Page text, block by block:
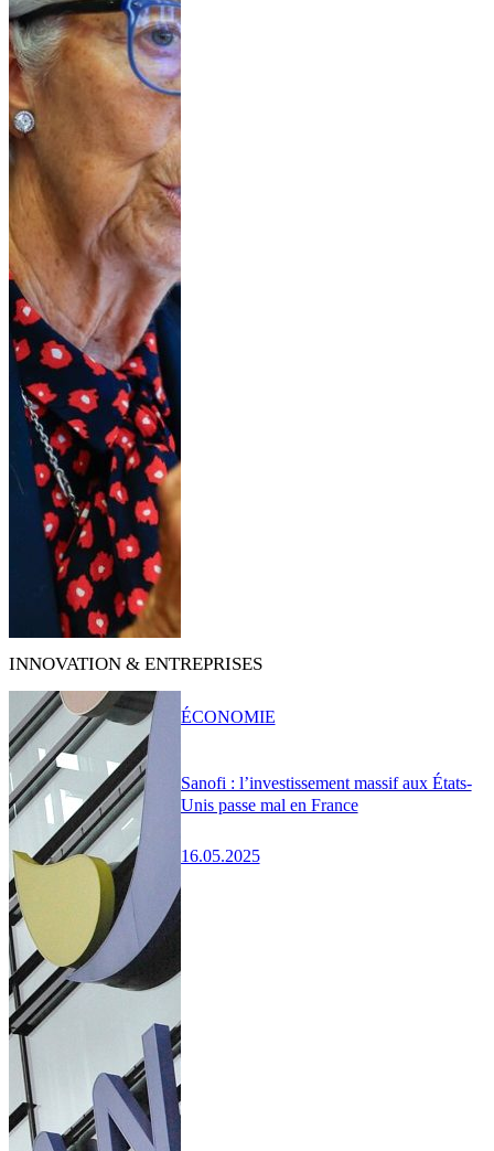
INNOVATION & ENTREPRISES
Sanofi : l’investissement massif aux États-
Unis passe mal en France
16.05.2025
ÉCONOMIE